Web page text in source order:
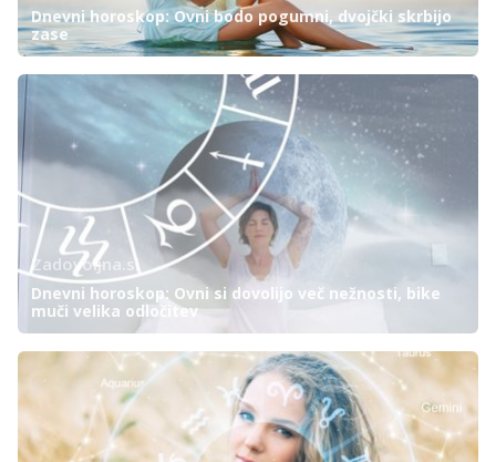
Dnevni horoskop: Ovni bodo pogumni, dvojčki skrbijo
zase
Zadovoljna.si
Dnevni horoskop: Ovni si dovolijo več nežnosti, bike
muči velika odločitev